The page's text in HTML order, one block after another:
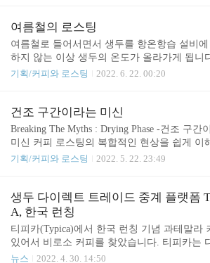
문제가 있었다면 주최 측이 적절한 시기에 규
정해서 선수들에게 다시 배포해야 함에도 불구
그렇지 않았다. 각자의 입장이 ..
피 산업의 방향과 너무 멀어질 가능성도 있습
그러기 위해서 스페셜티 커피라는 용어와 산업
한 이해가 먼저 필요합니다. 많은 사람이 스페
커피를 ‘단순히 커핑을 통해서 커피를 평가했
특정 점수 이상을 받은 좋은 생두를 사용하는
대의 커피 산업이 태동할 수 있었던 과거에 대
종의 원죄 의식을 반성하는 차원에서 시작된
ovement)으로도 바라보는 것이 필요하다고 저
각합..
여름철의 로스팅
여름철로 들어서면서 생두를 항온항습 설비
하지 않는 이상 생두의 온도가 올라가게 됩니
두의 온도가 높다는 것은, 로스팅에 있어서 생
않은 것이 문제겠죠. 겨울철 로스팅에서 생두
보관 온도와 함께 낮은 습도가 가장 큰 변수였
다. 낮은 습도로 인해서 생두의 수분은 금새
지나는 바람에 빼앗기고, 자칫 화학반응을 충
들지도 못한 상태에서 수분 함량이 낮아집니다
거나, 쉽게 탄 향미를 낼 가능성이 높습니다.
로스팅은 그 반대입니다. 생두의 보관 온도는
을 가능성이 크고, 그보다 여름철의 높은 습도
스팅에 더 큰..
기획/커피와 로스팅 2022. 6. 22. 00:20
건조 구간이라는 미신
Breaking The Myths : Drying Phase -건조 구간
미신 커피 로스팅의 복합적인 현상을 쉽게 이
기 위해서, 많은 사람들이 로스팅을 몇 개의 구
스팅의 첫 단계에서 생두의 온도는 높아졌지
할만한 화학반응은 아직 많이 일어나지 않았고
은 점점 적어지기 때문인 것 같습니다. 투입 후
팅 머신 내의 온도는 물론 생두의 온도 역시 빠
00℃를 돌파합니다. (머신에 따라 다르지만
기획/커피와 로스팅 2022. 5. 22. 23:49
생두 다이렉트 트레이드 중계 플랫폼
A, 한국 런칭
티피카(Typica)에서 한국 런칭 기념 과테말라
있어서 비로소 커피를 찾았습니다. 티피카는
트 트레이드를 중계하는 플랫폼입니다. 현재는
뉴스 2022. 4. 30. 14:50